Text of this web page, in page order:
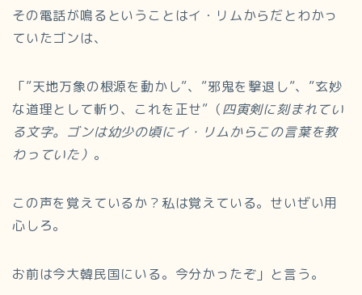
その電話が鳴るということはイ・リムからだとわかっ
ていたゴンは、
「”天地万象の根源を動かし”、”邪鬼を撃退し”、”玄妙
な道理として斬り、これを正せ”（四寅剣に刻まれてい
る文字。ゴンは幼少の頃にイ・リムからこの言葉を教
わっていた） 。
この声を覚えているか？私は覚えている。せいぜい用
心しろ。
お前は今大韓民国にいる。今分かったぞ」と言う。